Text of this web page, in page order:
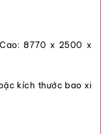
8770 x 2500 x
kích thước bao xi